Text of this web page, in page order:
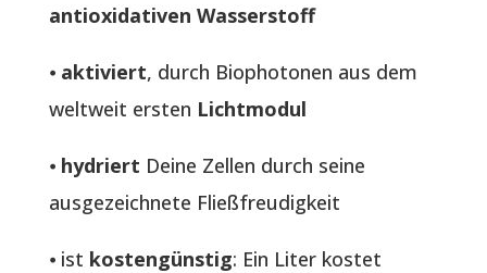
antioxidativen Wasserstoff
⦁ aktiviert, durch Biophotonen aus dem
weltweit ersten Lichtmodul
⦁ hydriert Deine Zellen durch seine
ausgezeichnete Fließfreudigkeit
⦁ ist kostengünstig: Ein Liter kostet